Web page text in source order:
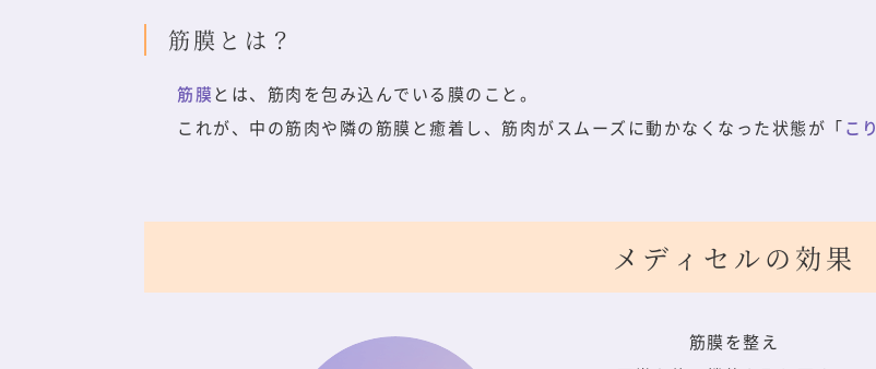
筋膜とは？
筋膜とは、筋肉を包み込んでいる膜のこと。
これが、中の筋肉や隣の筋膜と癒着し、筋肉がスムーズに動かなくなった状態が「こり
メディセルの効果
筋膜を整え